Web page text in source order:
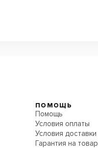
ПОМОЩЬ
Помощь
Условия оплаты
Условия доставки
Гарантия на товар